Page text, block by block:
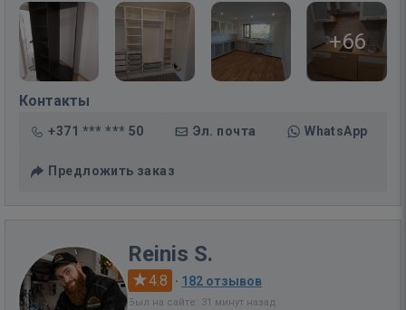
+66
Контакты
+371 *** *** 50 Эл. почта WhatsApp
Предложить заказ
Reinis S.
4.8 · 182 отзывов
Был на сайте: 31 минут назад